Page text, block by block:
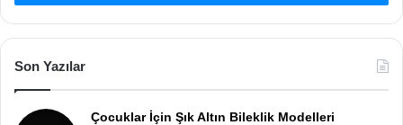
Son Yazılar
Çocuklar İçin Şık Altın Bileklik Modelleri